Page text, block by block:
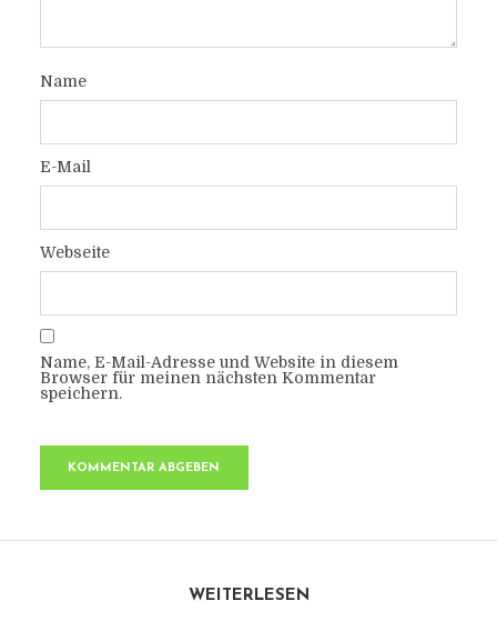
Name
E-Mail
Webseite
Name, E-Mail-Adresse und Website in diesem
Browser für meinen nächsten Kommentar
speichern.
WEITERLESEN